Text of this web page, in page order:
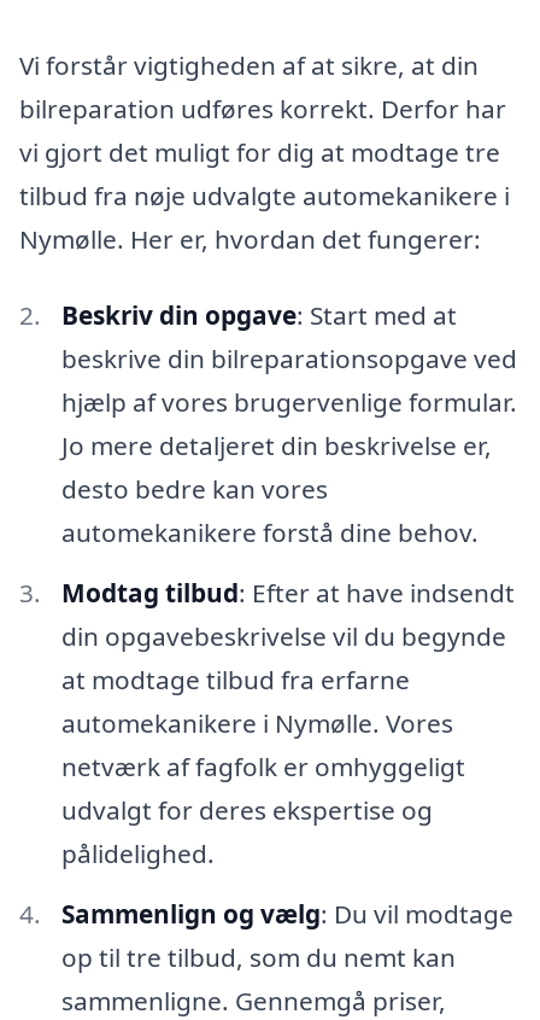
Vi forstår vigtigheden af at sikre, at din
bilreparation udføres korrekt. Derfor har
vi gjort det muligt for dig at modtage tre
tilbud fra nøje udvalgte automekanikere i
Nymølle. Her er, hvordan det fungerer:
Beskriv din opgave: Start med at
beskrive din bilreparationsopgave ved
hjælp af vores brugervenlige formular.
Jo mere detaljeret din beskrivelse er,
desto bedre kan vores
automekanikere forstå dine behov.
Modtag tilbud: Efter at have indsendt
din opgavebeskrivelse vil du begynde
at modtage tilbud fra erfarne
automekanikere i Nymølle. Vores
netværk af fagfolk er omhyggeligt
udvalgt for deres ekspertise og
pålidelighed.
Sammenlign og vælg: Du vil modtage
op til tre tilbud, som du nemt kan
sammenligne. Gennemgå priser,